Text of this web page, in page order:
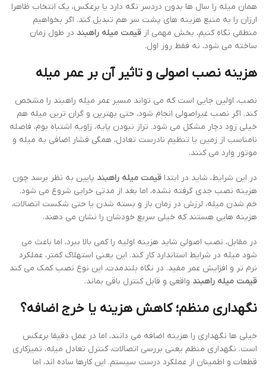
همان میله را سال ها بدون دردسر نگه دارد یا برعکس، یک انتخاب ظاهرا
ارزان را به منبع هزینه های پشت سر هم تبدیل کند. اگر بخواهیم
منطقی نگاه کنیم، بخش مهمی از قیمت میله راهبند در طول زمان
ساخته می شود، نه فقط روز اول.
هزینه نصب اصولی و تاثیر آن بر عمر میله
نصب، اولین جایی است که می تواند مسیر عمر میله راهبند را مشخص
کند. اگر نصب غیراصولی انجام شود، حتی بهترین و گران ترین میله هم
خیلی زود دچار مشکل می شود. تراز نبودن پایه، زاویه اشتباه بوم، فاصله
نامناسب از زمین یا تنظیم نادرست تعادل، همگی فشار اضافی به میله و
موتور وارد می کنند.
در این شرایط، شاید در ابتدا قیمت میله راهبند پایین به نظر برسد چون
هزینه نصب جدی گرفته نشده، اما بعد از مدتی خرابی شروع می شود.
خم شدن میله، لرزش در زمان باز و بسته شدن یا حتی شکست اتصالات،
هزینه هایی هستند که خیلی سریع خودشان را نشان می دهند.
در مقابل، نصب اصولی شاید هزینه اولیه را کمی بالا ببرد، اما باعث می
شود میله در شرایط استاندارد کار کند. این یعنی استهلاک کمتر، عملکرد
نرم تر و افزایش عمر مفید. در نگاه بلندمدت، این نوع نصب کمک می کند
قیمت میله راهبند واقعی و قابل کنترل باقی بماند.
نگهداری منظم؛ کاهش هزینه یا خرج اضافه؟
خیلی ها نگهداری را هزینه اضافه می دانند، اما در عمل دقیقا برعکس
است. نگهداری منظم یعنی بررسی اتصالات، کنترل تعادل میله، تمیزکاری
قطعات و اطمینان از عملکرد درست سیستم. این کارها ساده اند، اما